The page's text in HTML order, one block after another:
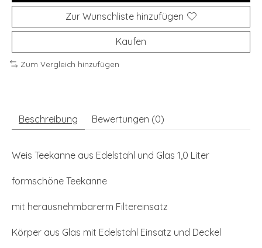
Zur Wunschliste hinzufügen
Kaufen
Zum Vergleich hinzufügen
Beschreibung Bewertungen (0)
Weis Teekanne aus Edelstahl und Glas 1,0 Liter
formschöne Teekanne
mit herausnehmbarerm Filtereinsatz
Körper aus Glas mit Edelstahl Einsatz und Deckel